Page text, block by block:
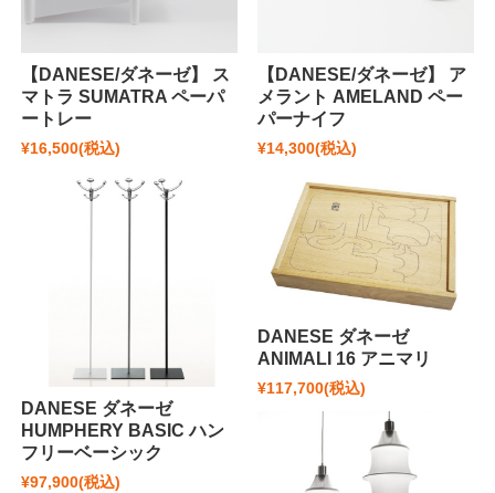
【DANESE/ダネーゼ】 ス
マトラ SUMATRA ペーパ
ートレー
¥16,500(税込)
【DANESE/ダネーゼ】 ア
メラント AMELAND ペー
パーナイフ
¥14,300(税込)
DANESE ダネーゼ
HUMPHERY BASIC ハン
フリーベーシック
¥97,900(税込)
DANESE ダネーゼ
ANIMALI 16 アニマリ
¥117,700(税込)